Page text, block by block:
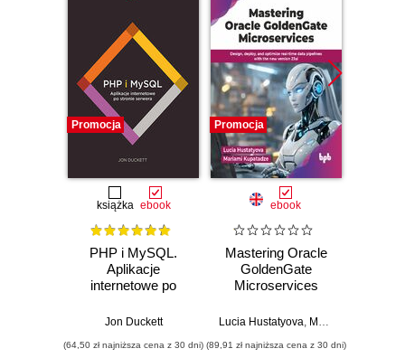
Promocja
książka ebook
PHP i MySQL.
Aplikacje
internetowe po
Jon Duckett
(64,50 zł najniższa cena z 30 dni)
Promocja
ebook
Mastering Oracle
GoldenGate
Microservices
Lucia Hustatyova, Mariami Kupatadze
(89,91 zł najniższa cena z 30 dni)